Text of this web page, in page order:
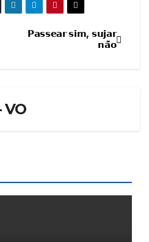
𝗣𝗮𝘀𝘀𝗲𝗮𝗿 𝘀𝗶𝗺, 𝘀𝘂𝗷𝗮𝗿
𝗻𝗮̃𝗼
VO